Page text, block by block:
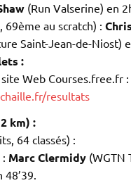
(Run Valserine) en
69ème au scratch) :
Saint-Jean-de-Niost)
:
Web Courses.free.fr :
resultats
km) :
64 classés) :
Marc Clermidy (WGTN